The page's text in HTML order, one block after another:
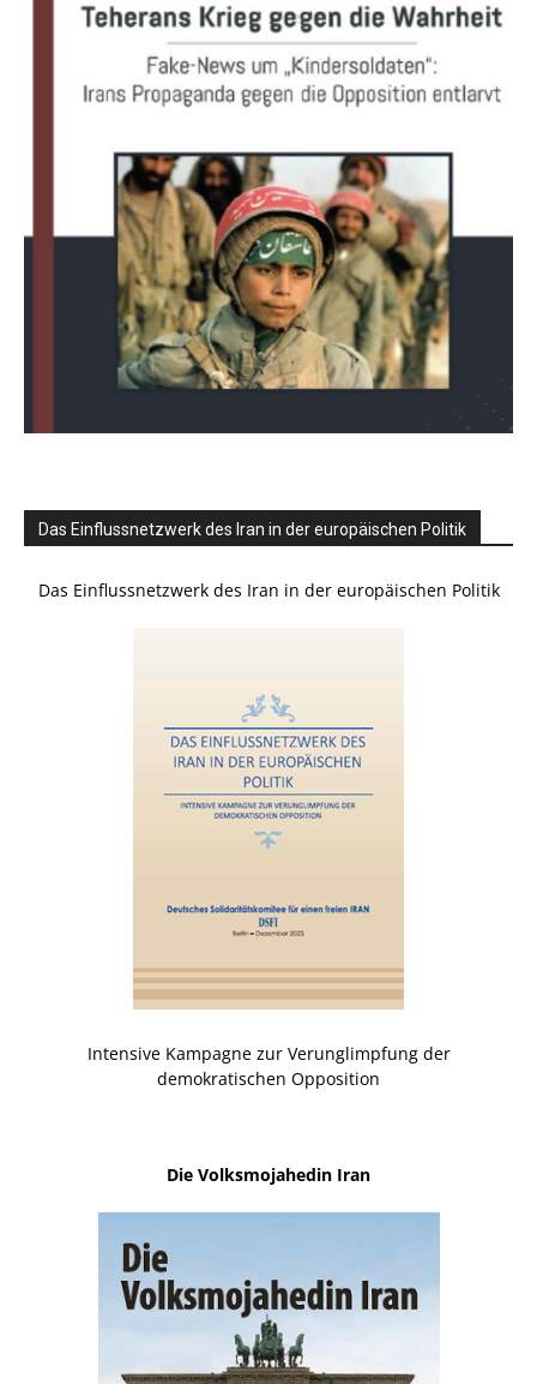
Das Einflussnetzwerk des Iran in der europäischen Politik
Das Einflussnetzwerk des Iran in der europäischen Politik
Intensive Kampagne zur Verunglimpfung der
demokratischen Opposition
Die Volksmojahedin Iran